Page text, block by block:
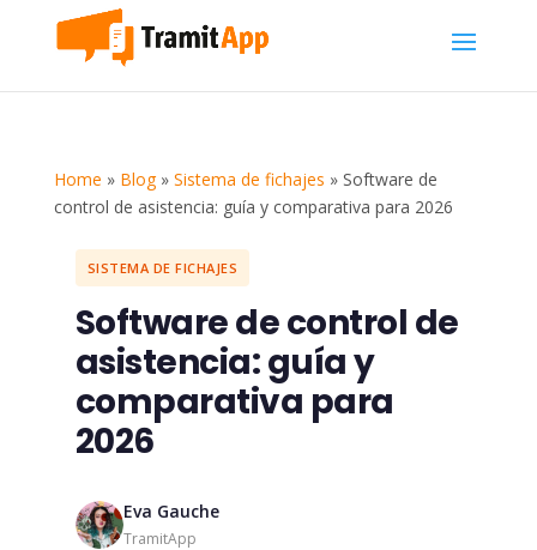
Home » Blog» Sistema de fichajes » Software de
control de asistencia: guía y comparativa para 2026
SISTEMA DE FICHAJES
Software de control de
asistencia: guía y
comparativa para
2026
Eva Gauche
TramitApp